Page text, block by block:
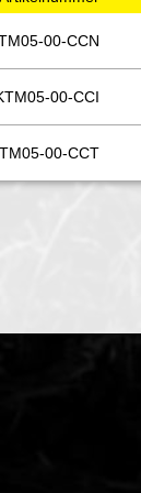
00-CCN
00-CCI
00-CCT